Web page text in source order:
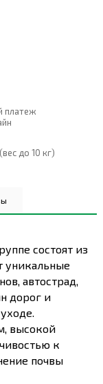
платеж
до 10 кг)
состоят из
уникальные
автострад,
дорог и
высокой
к
почвы